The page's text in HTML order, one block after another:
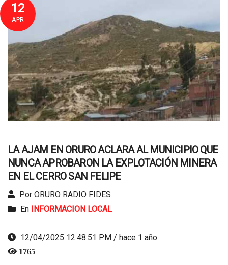
12
APR
LA AJAM EN ORURO ACLARA AL MUNICIPIO QUE
NUNCA APROBARON LA EXPLOTACIÓN MINERA
EN EL CERRO SAN FELIPE
Por ORURO RADIO FIDES
En INFORMACION LOCAL
12/04/2025 12:48:51 PM / hace 1 año
1765